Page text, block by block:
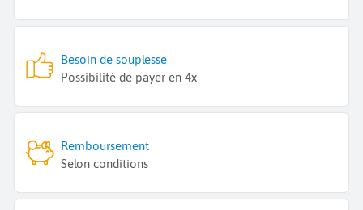
Besoin de souplesse
Possibilité de payer en 4x
Remboursement
Selon conditions